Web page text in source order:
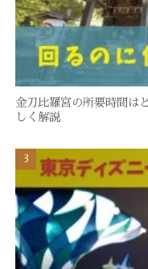
金刀比羅宮の所要時間は
しく解説